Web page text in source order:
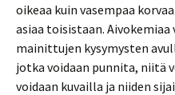
oikeaa kuin vasempaa
asiaa toisistaan. Aivokemiaa
mainittujen kysymysten
jotka voidaan punnita, niitä
voidaan kuvailla ja niiden